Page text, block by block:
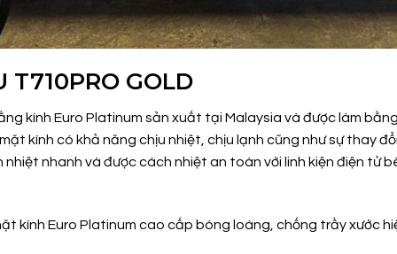
GOLD
kính Euro Platinum sản xuất tại Malaysia và được làm
kính có khả năng chịu nhiệt, chịu lạnh cũng như sự thay
nhanh và được cách nhiệt an toàn với linh kiện điện tử
kính Euro Platinum cao cấp bóng loáng, chống trầy xước